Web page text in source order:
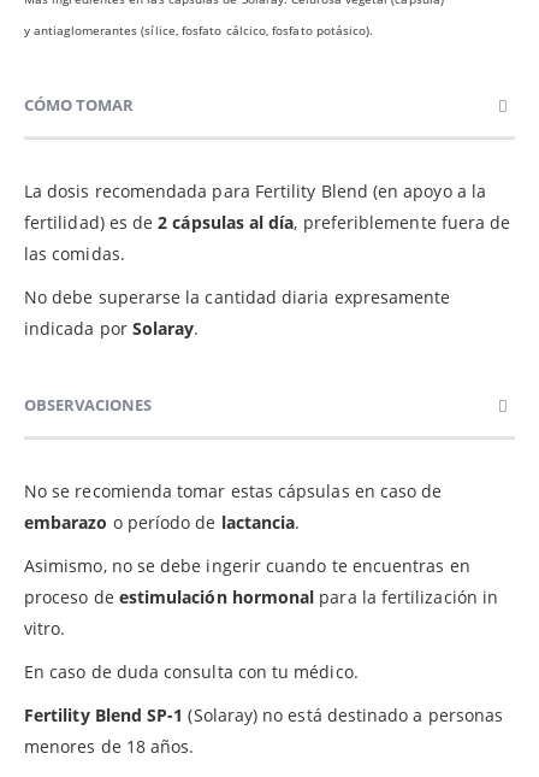
y antiaglomerantes (sílice, fosfato cálcico, fosfato potásico).
CÓMO TOMAR
La dosis recomendada para Fertility Blend (en apoyo a la
fertilidad) es de2 cápsulas al día, preferiblemente fuera de
las comidas.
No debe superarse la cantidad diaria expresamente
indicada por Solaray.
OBSERVACIONES
No se recomienda tomar estas cápsulas en caso de
embarazo o período de lactancia.
Asimismo, no se debe ingerir cuando te encuentras en
proceso de estimulación hormonal para la fertilización in
vitro.
En caso de duda consulta con tu médico.
Fertility Blend SP-1 (Solaray) no está destinado a personas
menores de 18 años.